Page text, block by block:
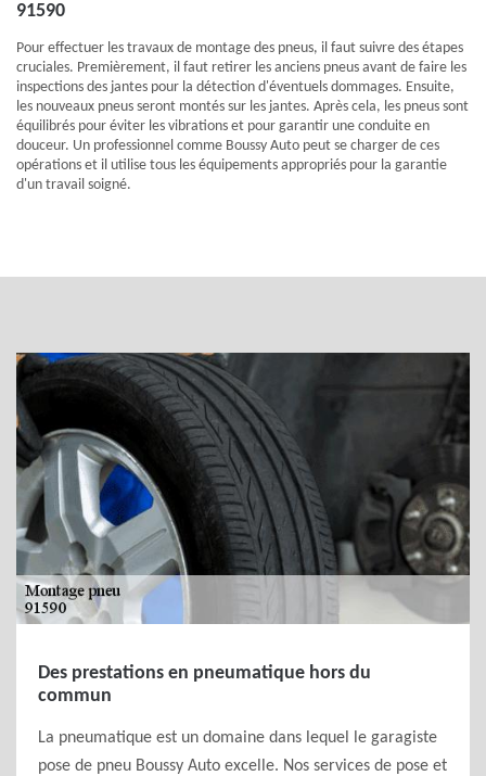
91590
Pour effectuer les travaux de montage des pneus, il faut suivre des étapes
cruciales. Premièrement, il faut retirer les anciens pneus avant de faire les
inspections des jantes pour la détection d'éventuels dommages. Ensuite,
les nouveaux pneus seront montés sur les jantes. Après cela, les pneus sont
équilibrés pour éviter les vibrations et pour garantir une conduite en
douceur. Un professionnel comme Boussy Auto peut se charger de ces
opérations et il utilise tous les équipements appropriés pour la garantie
d'un travail soigné.
Des prestations en pneumatique hors du
commun
La pneumatique est un domaine dans lequel le garagiste
pose de pneu Boussy Auto excelle. Nos services de pose et